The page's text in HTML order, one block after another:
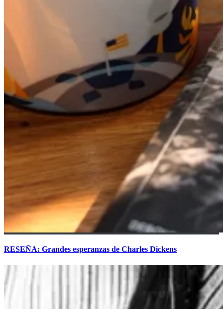
RESEÑA: Grandes esperanzas de Charles Dickens